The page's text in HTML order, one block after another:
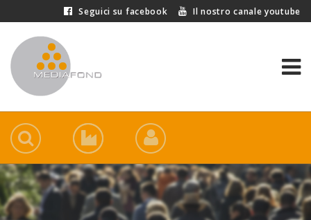
Seguici su facebook Il nostro canale youtube